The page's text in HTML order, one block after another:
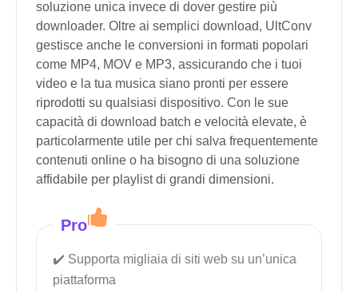
soluzione unica invece di dover gestire più
downloader. Oltre ai semplici download, UltConv
gestisce anche le conversioni in formati popolari
come MP4, MOV e MP3, assicurando che i tuoi
video e la tua musica siano pronti per essere
riprodotti su qualsiasi dispositivo. Con le sue
capacità di download batch e velocità elevate, è
particolarmente utile per chi salva frequentemente
contenuti online o ha bisogno di una soluzione
affidabile per playlist di grandi dimensioni.
Pro
Supporta migliaia di siti web su un’unica
piattaforma